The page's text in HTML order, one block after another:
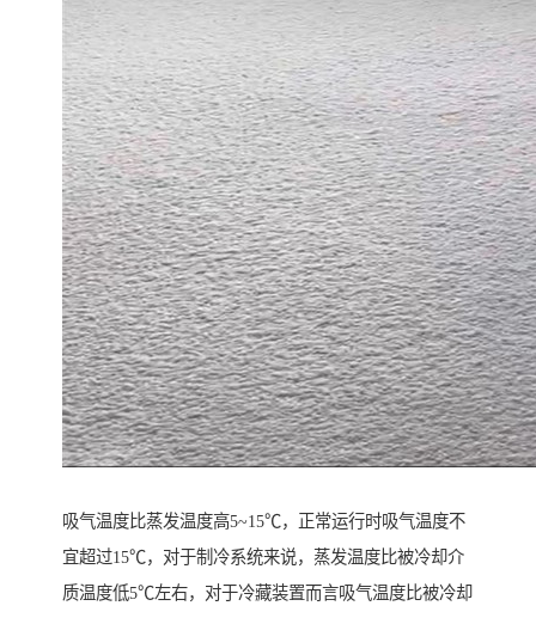
吸气温度比蒸发温度高5~15℃，正常运行时吸气温度不
宜超过15℃，对于制冷系统来说，蒸发温度比被冷却介
质温度低5℃左右，对于冷藏装置而言吸气温度比被冷却